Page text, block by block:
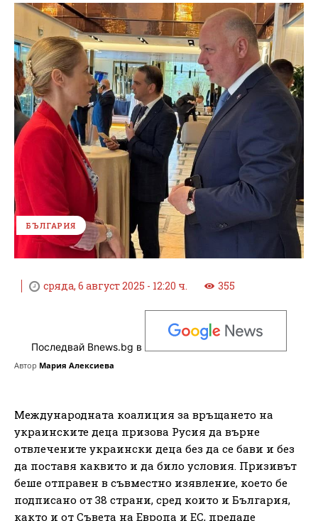
БЪЛГАРИЯ
сряда, 6 август 2025 - 12:20 ч. 355
Последвай Bnews.bg в
Автор Мария Алексиева
Международната коалиция за връщането на
украинските деца призова Русия да върне
отвлечените украински деца без да се бави и без
да поставя каквито и да било условия. Призивът
беше отправен в съвместно изявление, което бе
подписано от 38 страни, сред които и България,
както и от Съвета на Европа и ЕС, предаде